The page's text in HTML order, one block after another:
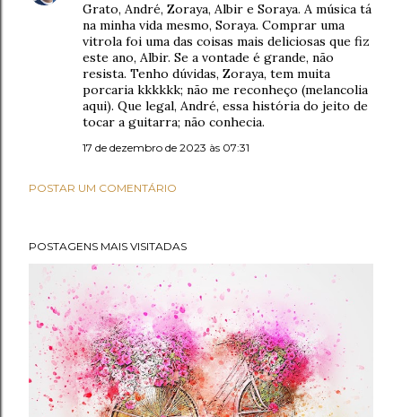
Grato, André, Zoraya, Albir e Soraya. A música tá
na minha vida mesmo, Soraya. Comprar uma
vitrola foi uma das coisas mais deliciosas que fiz
este ano, Albir. Se a vontade é grande, não
resista. Tenho dúvidas, Zoraya, tem muita
porcaria kkkkkk; não me reconheço (melancolia
aqui). Que legal, André, essa história do jeito de
tocar a guitarra; não conhecia.
17 de dezembro de 2023 às 07:31
POSTAR UM COMENTÁRIO
POSTAGENS MAIS VISITADAS